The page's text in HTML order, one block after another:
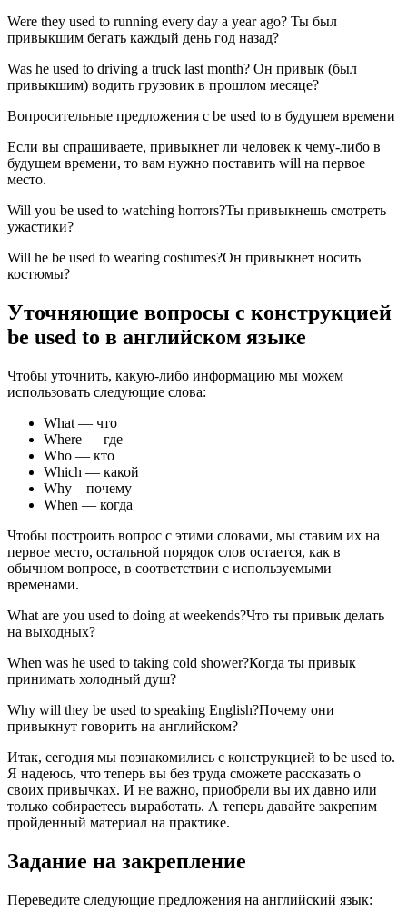
Were they used to running every day a year ago? Ты был
привыкшим бегать каждый день год назад?
Was he used to driving a truck last month? Он привык (был
привыкшим) водить грузовик в прошлом месяце?
Вопросительные предложения с be used to в будущем времени
Если вы спрашиваете, привыкнет ли человек к чему-либо в
будущем времени, то вам нужно поставить will на первое
место.
Will you be used to watching horrors?Ты привыкнешь смотреть
ужастики?
Will he be used to wearing costumes?Он привыкнет носить
костюмы?
Уточняющие вопросы с конструкцией
be used to в английском языке
Чтобы уточнить, какую-либо информацию мы можем
использовать следующие слова:
What — что
Where — где
Who — кто
Which — какой
Why – почему
When — когда
Чтобы построить вопрос с этими словами, мы ставим их на
первое место, остальной порядок слов остается, как в
обычном вопросе, в соответствии с используемыми
временами.
What are you used to doing at weekends?Что ты привык делать
на выходных?
When was he used to taking cold shower?Когда ты привык
принимать холодный душ?
Why will they be used to speaking English?Почему они
привыкнут говорить на английском?
Итак, сегодня мы познакомились с конструкцией to be used to.
Я надеюсь, что теперь вы без труда сможете рассказать о
своих привычках. И не важно, приобрели вы их давно или
только собираетесь выработать. А теперь давайте закрепим
пройденный материал на практике.
Задание на закрепление
Переведите следующие предложения на английский язык: